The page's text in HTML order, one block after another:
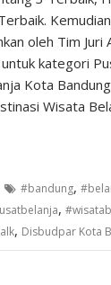
oleh Tim Juri
kategori
Kota
Wisata
#bandung,
,
, Disbudpar Kota